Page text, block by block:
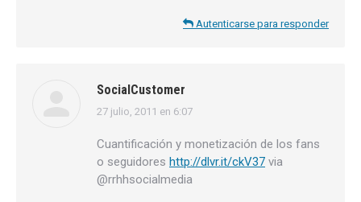
Autenticarse para responder
SocialCustomer
dice:
27 julio, 2011 en 6:07
Cuantificación y monetización de los fans
o seguidores http://dlvr.it/ckV37 via
@rrhhsocialmedia